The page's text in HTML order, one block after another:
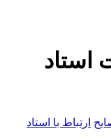
استاد
ارتباط با استاد